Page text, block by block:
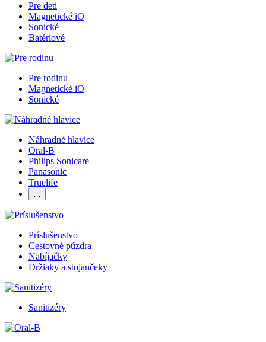
Pre deti
Magnetické iO
Sonické
Batériové
Pre rodinu
Magnetické iO
Sonické
Náhradné hlavice
Oral-B
Philips Sonicare
Panasonic
Truelife
…
Príslušenstvo
Cestovné púzdra
Nabíjačky
Držiaky a stojančeky
Sanitizéry